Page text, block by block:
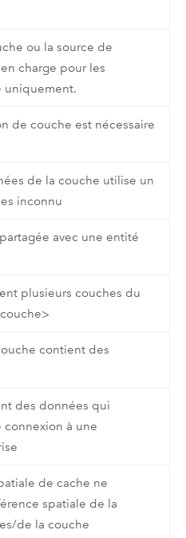
ou la source de
charge pour les
uniquement.
de couche est nécessaire
de la couche utilise un
inconnu
avec une entité
plusieurs couches du
contient des
des données qui
à une
de cache ne
spatiale de la
de la couche